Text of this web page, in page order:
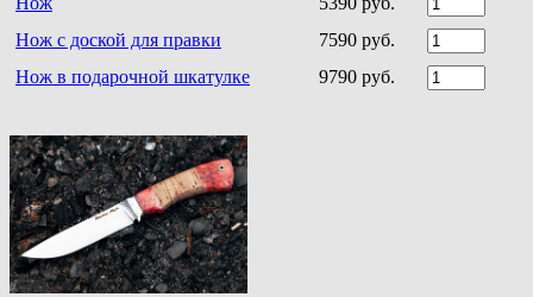
Нож с доской для правки
7590 руб.
Нож в подарочной шкатулке
9790 руб.